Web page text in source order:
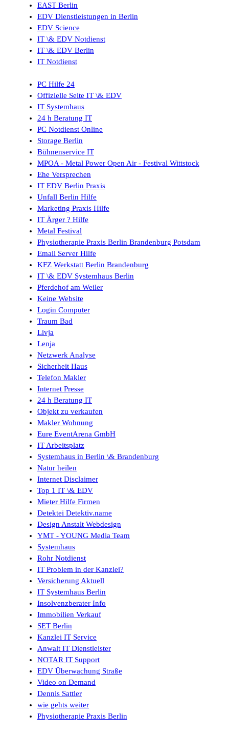
EAST Berlin
EDV Dienstleistungen in Berlin
EDV Science
IT \& EDV Notdienst
IT \& EDV Berlin
IT Notdienst
PC Hilfe 24
Offizielle Seite IT \& EDV
IT Systemhaus
24 h Beratung IT
PC Notdienst Online
Storage Berlin
Bühnenservice IT
MPOA - Metal Power Open Air - Festival Wittstock
Ehe Versprechen
IT EDV Berlin Praxis
Unfall Berlin Hilfe
Marketing Praxis Hilfe
IT Ärger ? Hilfe
Metal Festival
Physiotherapie Praxis Berlin Brandenburg Potsdam
Email Server Hilfe
KFZ Werkstatt Berlin Brandenburg
IT \& EDV Systemhaus Berlin
Pferdehof am Weiler
Keine Website
Login Computer
Traum Bad
Livja
Lenja
Netzwerk Analyse
Sicherheit Haus
Telefon Makler
Internet Presse
24 h Beratung IT
Objekt zu verkaufen
Makler Wohnung
Eure EventArena GmbH
IT Arbeitsplatz
Systemhaus in Berlin \& Brandenburg
Natur heilen
Internet Disclaimer
Top 1 IT \& EDV
Mieter Hilfe Firmen
Detektei Detektiv.name
Design Anstalt Webdesign
YMT - YOUNG Media Team
Systemhaus
Rohr Notdienst
IT Problem in der Kanzlei?
Versicherung Aktuell
IT Systemhaus Berlin
Insolvenzberater Info
Immobilien Verkauf
SET Berlin
Kanzlei IT Service
Anwalt IT Dienstleister
NOTAR IT Support
EDV Überwachung Straße
Video on Demand
Dennis Sattler
wie gehts weiter
Physiotherapie Praxis Berlin